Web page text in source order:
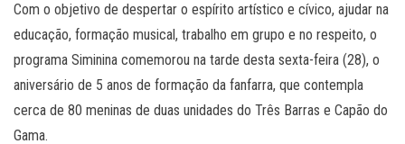
Com o objetivo de despertar o espírito artístico e cívico, ajudar na
educação, formação musical, trabalho em grupo e no respeito, o
programa Siminina comemorou na tarde desta sexta-feira (28), o
aniversário de 5 anos de formação da fanfarra, que contempla
cerca de 80 meninas de duas unidades do Três Barras e Capão do
Gama.